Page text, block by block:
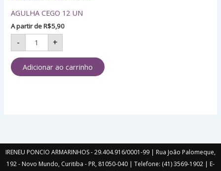
AGULHA CEGO 12 UN
A partir deR$5,90
-
12
UN
quantidade
+
Adicionar ao carrinho
IRENEU PONCIO ARMARINHOS - 29.404.916/0001-99 | Rua João Palomeque,
192 - Novo Mundo, Curitiba - PR, 81050-040 | Telefone: (41) 3569-1902 | E-